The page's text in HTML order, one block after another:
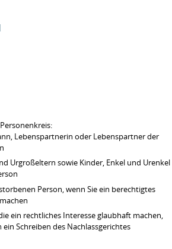
Lebenspartnerin oder Lebenspartner der
Urgroßeltern sowie Kinder, Enkel und Urenkel
Person, wenn Sie ein berechtigtes
ein rechtliches Interesse glaubhaft machen,
ein Schreiben des Nachlassgerichtes